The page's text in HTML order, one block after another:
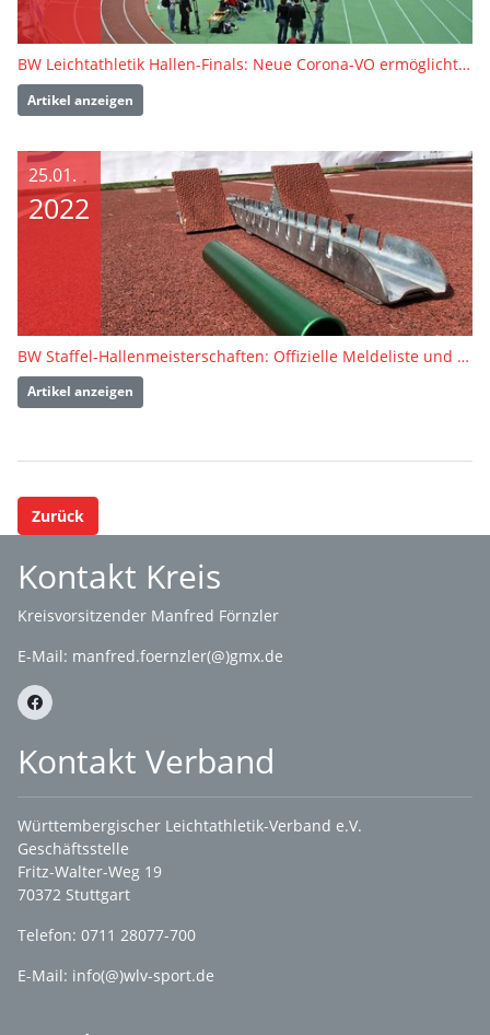
BW Leichtathletik Hallen-Finals: Neue Corona-VO ermöglicht mehr Teilnehmende
Artikel anzeigen
25.01.
2022
BW Staffel-Hallenmeisterschaften: Offizielle Meldeliste und Teilnehmerinformation veröffentlicht
Artikel anzeigen
Zurück
Kontakt Kreis
Kreisvorsitzender Manfred Förnzler
E-Mail: manfred.foernzler(@)gmx.de
Kontakt Verband
Württembergischer Leichtathletik-Verband e.V.
Geschäftsstelle
Fritz-Walter-Weg 19
70372 Stuttgart
Telefon: 0711 28077-700
E-Mail: info(@)wlv-sport.de